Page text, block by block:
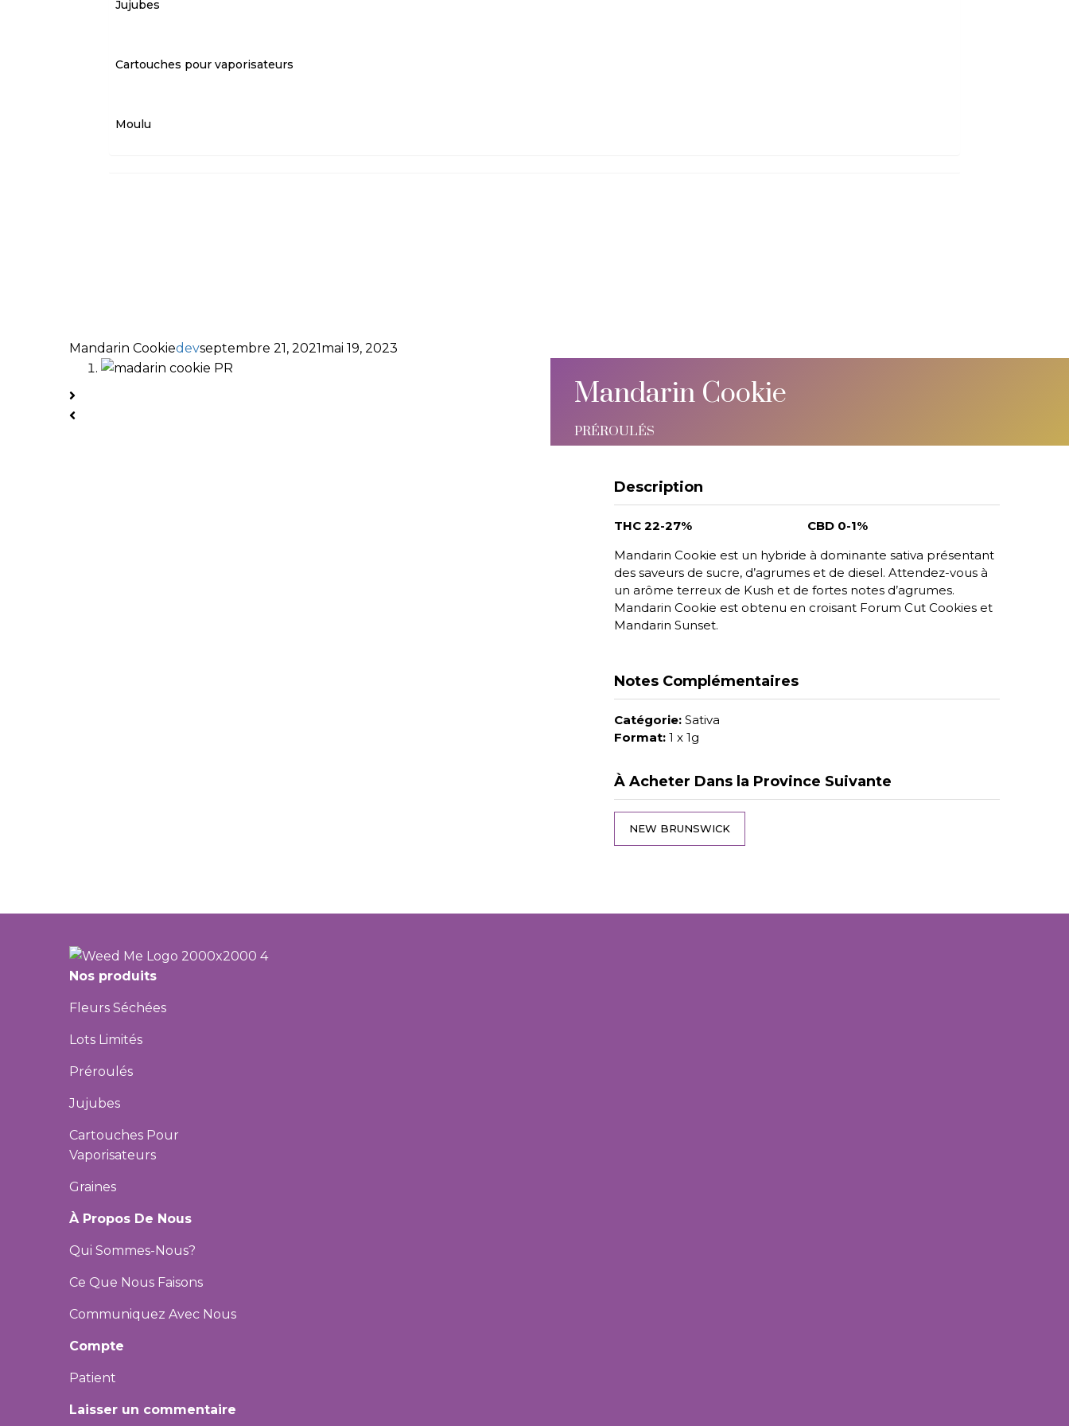
Jujubes
Cartouches pour vaporisateurs
Moulu
Mandarin Cookiedevseptembre 21, 2021mai 19, 2023
Mandarin Cookie
PRÉROULÉS
Description
THC 22-27%
CBD 0-1%
Mandarin Cookie est un hybride à dominante sativa présentant
des saveurs de sucre, d’agrumes et de diesel. Attendez-vous à
un arôme terreux de Kush et de fortes notes d’agrumes.
Mandarin Cookie est obtenu en croisant Forum Cut Cookies et
Mandarin Sunset.
Notes Complémentaires
Catégorie: Sativa
Format: 1 x 1g
À Acheter Dans la Province Suivante
NEW BRUNSWICK
Nos produits
Fleurs Séchées
Lots Limités
Préroulés
Jujubes
Cartouches Pour
Vaporisateurs
Graines
À Propos De Nous
Qui Sommes-Nous?
Ce Que Nous Faisons
Communiquez Avec Nous
Compte
Patient
Laisser un commentaire